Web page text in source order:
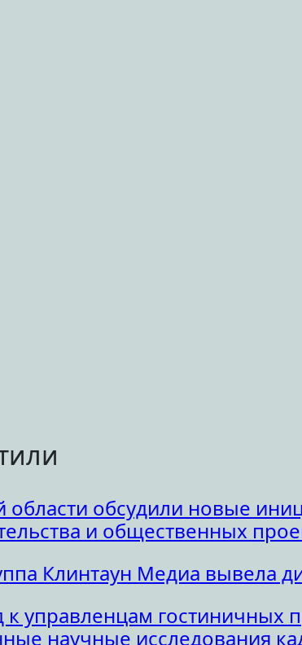
области обсудили новые
и общественных
Клинтаун Медиа вывела
управленцам гостиничных
научные исследования